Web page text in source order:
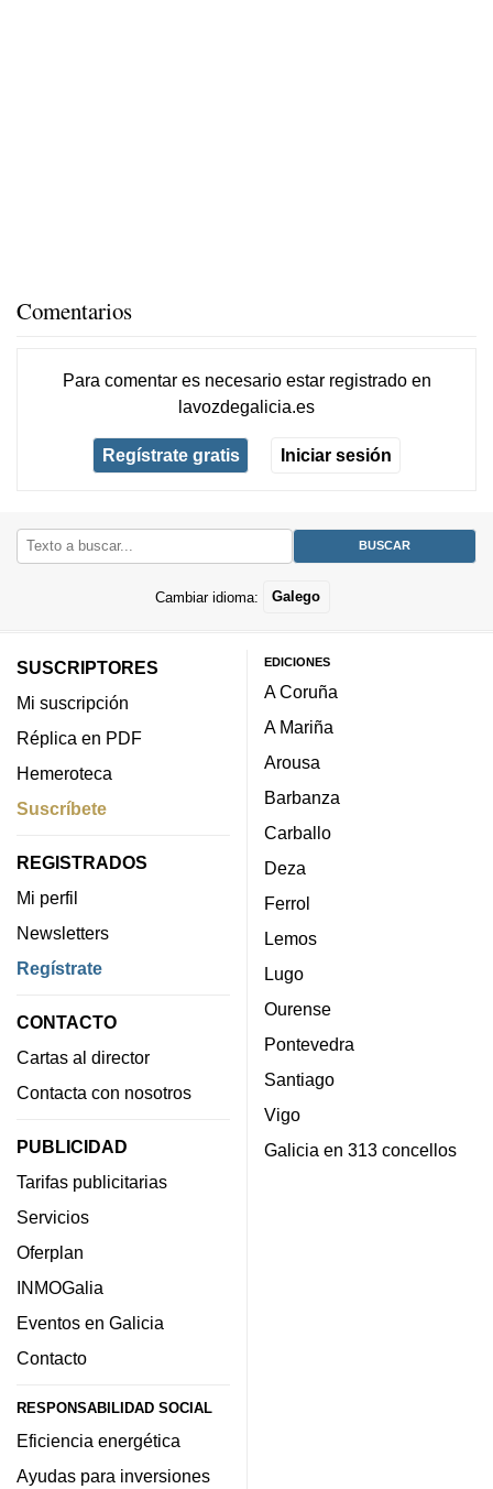
Comentarios
Para comentar es necesario estar registradoen
lavozdegalicia.es
Regístrate gratis Iniciar sesión
Cambiar idioma: Galego
SUSCRIPTORES
Mi suscripción
Réplica en PDF
Hemeroteca
Suscríbete
REGISTRADOS
Mi perfil
Newsletters
Regístrate
CONTACTO
Cartas al director
Contacta con nosotros
PUBLICIDAD
Tarifas publicitarias
Servicios
Oferplan
INMOGalia
Eventos en Galicia
Contacto
RESPONSABILIDAD SOCIAL
Eficiencia energética
Ayudas para inversiones
EDICIONES
A Coruña
A Mariña
Arousa
Barbanza
Carballo
Deza
Ferrol
Lemos
Lugo
Ourense
Pontevedra
Santiago
Vigo
Galicia en 313 concellos